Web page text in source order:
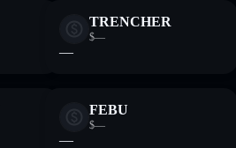
TRENCHER
$—
—
FEBU
$—
—